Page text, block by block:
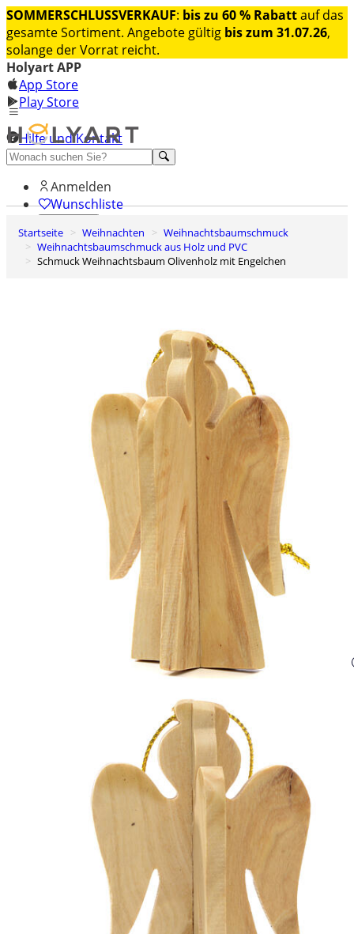
SOMMERSCHLUSSVERKAUF: bis zu 60 % Rabattauf das
gesamte Sortiment. Angebote gültig bis zum 31.07.26,
solange der Vorrat reicht.
Holyart APP
App Store
Play Store
Hilfe und Kontakt
Entdecken Sie Premium
Anmelden
Wunschliste
0
Warenkorb
Startseite Weihnachten
Weihnachtsbaumschmuck
Weihnachtsbaumschmuck aus Holz und PVC
Schmuck Weihnachtsbaum Olivenholz mit Engelchen